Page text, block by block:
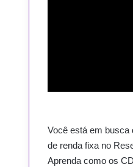
Você está em busca
de renda fixa no
Aprenda como os